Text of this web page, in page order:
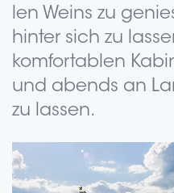
len Weins zu
hin­ter sich zu
kom­for­ta­blen
und abends an
zu lassen.